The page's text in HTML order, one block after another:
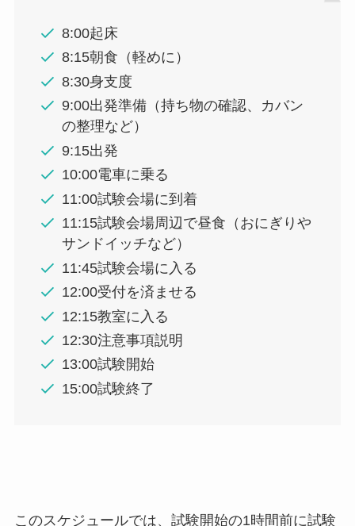
8:00起床
8:15朝食（軽めに）
8:30身支度
9:00出発準備（持ち物の確認、カバン
の整理など）
9:15出発
10:00電車に乗る
11:00試験会場に到着
11:15試験会場周辺で昼食（おにぎりや
サンドイッチなど）
11:45試験会場に入る
12:00受付を済ませる
12:15教室に入る
12:30注意事項説明
13:00試験開始
15:00試験終了
このスケジュールでは、試験開始の1時間前に試験